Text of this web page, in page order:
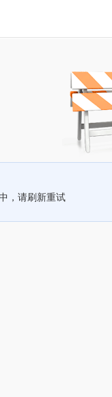
，请刷新重试